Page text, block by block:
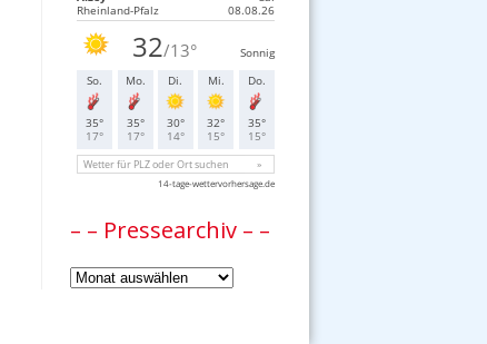
– – Pressearchiv – –